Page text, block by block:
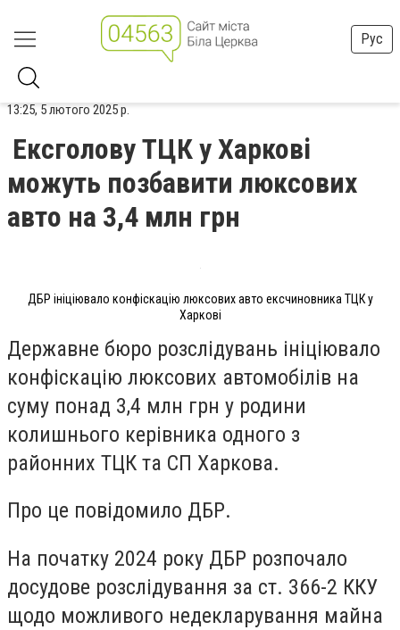
Рус
13:25, 5 лютого 2025 р.
Ексголову ТЦК у Харкові
можуть позбавити люксових
авто на 3,4 млн грн
ДБР ініціювало конфіскацію люксових авто ексчиновника ТЦК у
Харкові
Державне бюро розслідувань ініціювало
конфіскацію люксових автомобілів на
суму понад 3,4 млн грн у родини
колишнього керівника одного з
районних ТЦК та СП Харкова.
Про це повідомило ДБР.
На початку 2024 року ДБР розпочало
досудове розслідування за ст. 366-2 ККУ
щодо можливого недекларування майна